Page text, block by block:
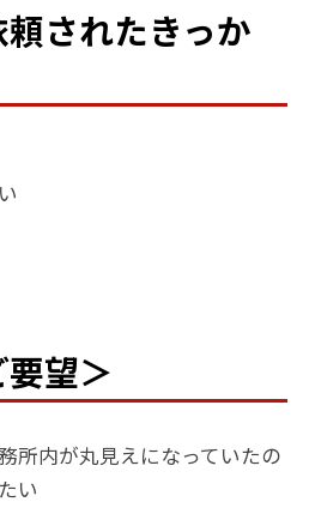
されたきっか
望＞
所内が丸見えになっていたの
い